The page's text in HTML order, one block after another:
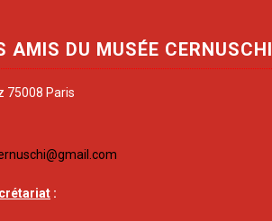
AMIS DU MUSÉE CERNUSCHI
75008 Paris
: